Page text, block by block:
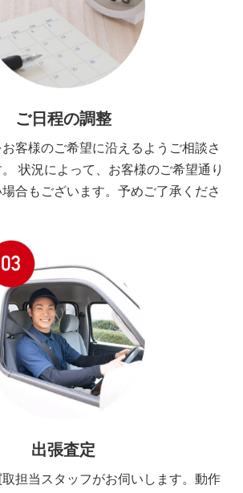
ご日程の調整
客様のご希望に沿えるようご相談さ
状況によって、お客様のご希望通り
合もございます。予めご了承くださ
出張査定
担当スタッフがお伺いします。動作